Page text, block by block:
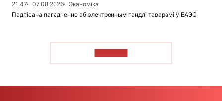
21:47
07.08.2026
Эканоміка
Падпісана пагадненне аб электронным гандлі таварамі ў ЕАЭС